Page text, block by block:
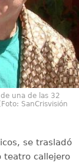
una de las 32
SanCrisvisión
se trasladó
teatro callejero